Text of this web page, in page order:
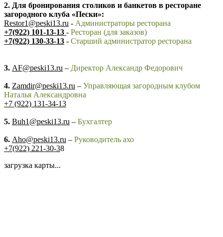
2. Для бронирования столиков и банкетов в ресторане
загородного клуба «Пески»:
Restor1@peski13.ru - Администраторы ресторана
+7(922) 101-13-13 - Ресторан (для заказов)
+7(922) 130-33-13 - Старший администратор ресторана
3. AF@peski13.ru – Директор Александр Федорович
4. Zamdir@peski13.ru – Управляющая загородным клубом
Наталья Александровна
+7 (922) 131-34-13
5. Buh1@peski13.ru – Бухгалтер
6. Aho@peski13.ru – Руководитель ахо
+7(922) 221-30-38
загрузка карты...